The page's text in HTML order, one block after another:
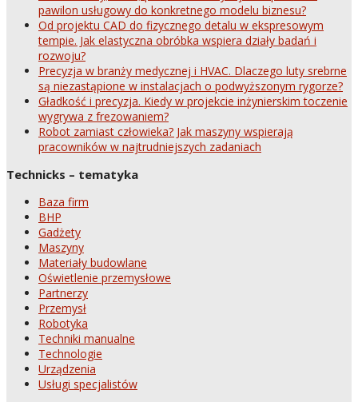
pawilon usługowy do konkretnego modelu biznesu?
Od projektu CAD do fizycznego detalu w ekspresowym
tempie. Jak elastyczna obróbka wspiera działy badań i
rozwoju?
Precyzja w branży medycznej i HVAC. Dlaczego luty srebrne
są niezastąpione w instalacjach o podwyższonym rygorze?
Gładkość i precyzja. Kiedy w projekcie inżynierskim toczenie
wygrywa z frezowaniem?
Robot zamiast człowieka? Jak maszyny wspierają
pracowników w najtrudniejszych zadaniach
Technicks – tematyka
Baza firm
BHP
Gadżety
Maszyny
Materiały budowlane
Oświetlenie przemysłowe
Partnerzy
Przemysł
Robotyka
Techniki manualne
Technologie
Urządzenia
Usługi specjalistów